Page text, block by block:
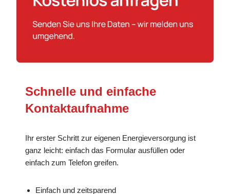
Schnelle und einfache
Kontaktaufnahme
Ihr erster Schritt zur eigenen Energieversorgung ist
ganz leicht: einfach das Formular ausfüllen oder
einfach zum Telefon greifen.
Einfach und zeitsparend